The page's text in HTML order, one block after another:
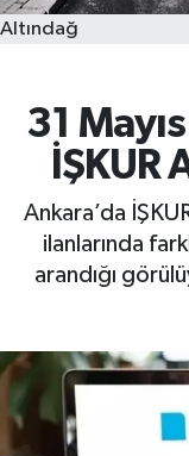
Altındağ
31
İŞKUR
Ankara’da
ilanlarında
arandığı